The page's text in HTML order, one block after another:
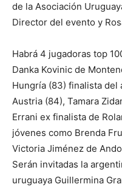
de la Asociación
Director del evento y
Habrá 4 jugadoras top
Danka Kovinic de
Hungría (83) finalista del
Austria (84), Tamara
Errani ex finalista de
jóvenes como Brenda
Victoria Jiménez de
Serán invitadas la
uruguaya Guillermina